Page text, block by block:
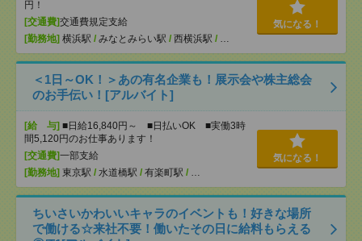
円！
[交通費]交通費規定支給
[勤務地] 横浜駅 / みなとみらい駅 / 西横浜駅 / …
気になる！
＜1日～OK！＞あの有名企業も！展示会や株主総会
のお手伝い！[アルバイト]
[給 与] ■日給16,840円～ ■日払いOK ■実働3時
間5,120円のお仕事あります！
[交通費]一部支給
[勤務地] 東京駅 / 水道橋駅 / 有楽町駅 / …
気になる！
ちいさいかわいいキャラのイベントも！好きな場所
で働ける☆来社不要！働いたその日に給料もらえる